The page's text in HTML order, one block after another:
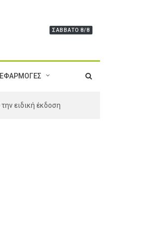
ΣΆΒΒΑΤΟ 8/8
ΕΦΑΡΜΟΓΕΣ
την ειδική έκδοση